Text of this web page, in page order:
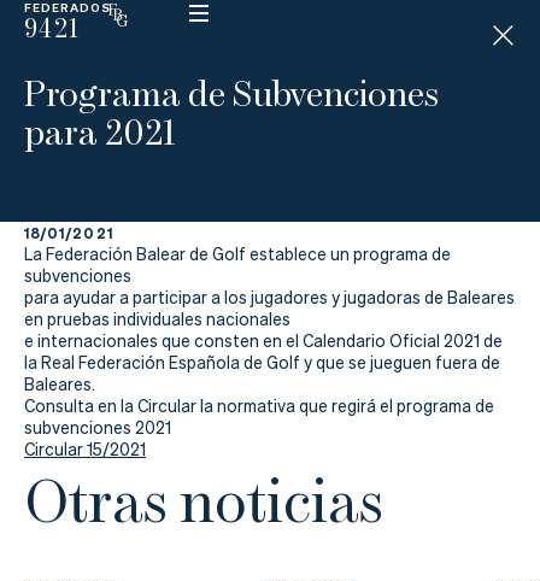
FEDERADOS
9421
ESP
N
D
C
La
Federación
Federarse
Jugar
Aprender
Programa de Subvenciones
para 2021
18/01/2021
La Federación Balear de Golf establece un programa de
subvenciones
para ayudar a participar a los jugadores y jugadoras de Baleares
en pruebas individuales nacionales
e internacionales que consten en el Calendario Oficial 2021 de
la Real Federación Española de Golf y que se jueguen fuera de
Baleares.
Consulta en la Circular la normativa que regirá el programa de
subvenciones 2021
Circular 15/2021
Otras noticias